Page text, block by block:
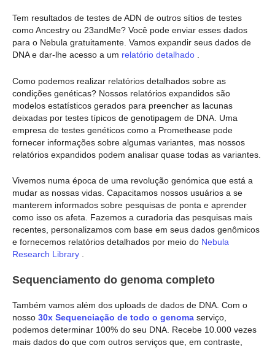
Tem resultados de testes de ADN de outros sítios de testes
como Ancestry ou 23andMe? Você pode enviar esses dados
para o Nebula gratuitamente. Vamos expandir seus dados de
DNA e dar-lhe acesso a um relatório detalhado
Como podemos realizar relatórios detalhados sobre as
condições genéticas? Nossos relatórios expandidos são
modelos estatísticos gerados para preencher as lacunas
deixadas por testes típicos de genotipagem de DNA. Uma
empresa de testes genéticos como a Promethease pode
fornecer informações sobre algumas variantes, mas nossos
relatórios expandidos podem analisar quase todas as variantes.
Vivemos numa época de uma revolução genómica que está a
mudar as nossas vidas. Capacitamos nossos usuários a se
manterem informados sobre pesquisas de ponta e aprender
como isso os afeta. Fazemos a curadoria das pesquisas mais
recentes, personalizamos com base em seus dados genômicos
e fornecemos relatórios detalhados por meio do Nebula
Research Library
Sequenciamento do genoma completo
Também vamos além dos uploads de dados de DNA. Com o
nosso 30x Sequenciação de todo o genoma serviço,
podemos determinar 100% do seu DNA. Recebe 10.000 vezes
mais dados do que com outros serviços que, em contraste,